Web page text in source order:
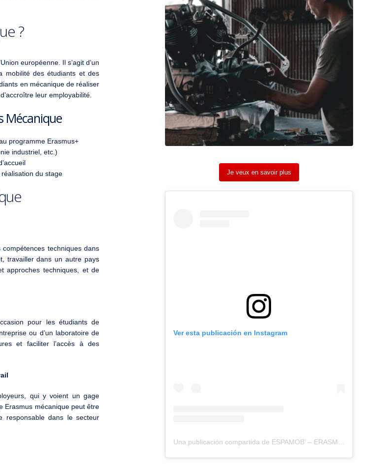
?
européenne. Il s’agit d’un
mobilité des étudiants et des
en mécanique de réaliser
leur employabilité.
Mécanique
programme Erasmus+
industriel, etc.)
réalisation du stage
techniques dans
travailler dans un autre pays
approches techniques, et de
pour les étudiants de
ou d’un laboratoire de
et faciliter l’accès à des
qui y voient un gage
Erasmus mécanique peut être
responsable dans le secteur
Je veux en savoir plus
Ver esta publicación en Instagram